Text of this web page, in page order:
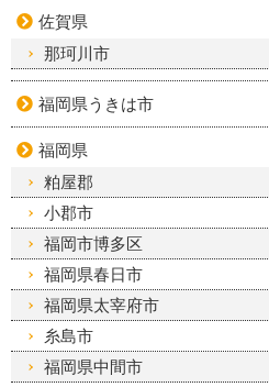
佐賀県
那珂川市
福岡県うきは市
福岡県
粕屋郡
小郡市
福岡市博多区
福岡県春日市
福岡県太宰府市
糸島市
福岡県中間市